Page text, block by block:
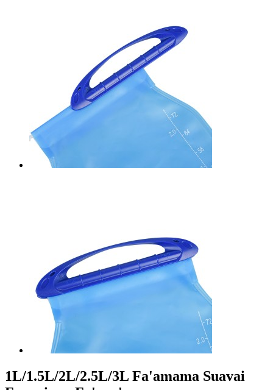
1L/1.5L/2L/2.5L/3L Fa'amama Suavai